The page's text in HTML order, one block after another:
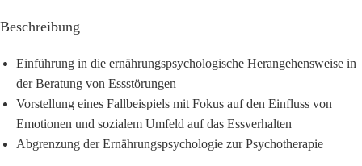
Beschreibung
Einführung in die ernährungspsychologische Herangehensweise in
der Beratung von Essstörungen
Vorstellung eines Fallbeispiels mit Fokus auf den Einfluss von
Emotionen und sozialem Umfeld auf das Essverhalten
Abgrenzung der Ernährungspsychologie zur Psychotherapie